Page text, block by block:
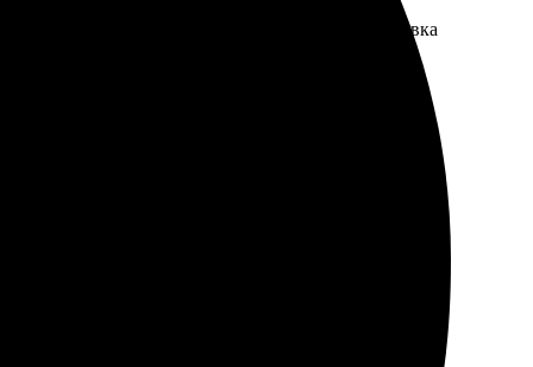
порадовал. Получила заказ быстро, упаковка
удивлён результатом!